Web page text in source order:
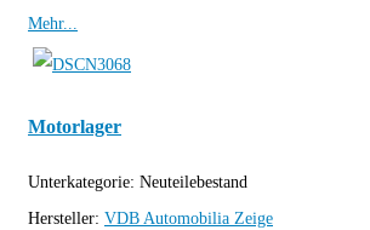
Mehr...
Motorlager
Unterkategorie: Neuteilebestand
Hersteller: VDB Automobilia Zeige